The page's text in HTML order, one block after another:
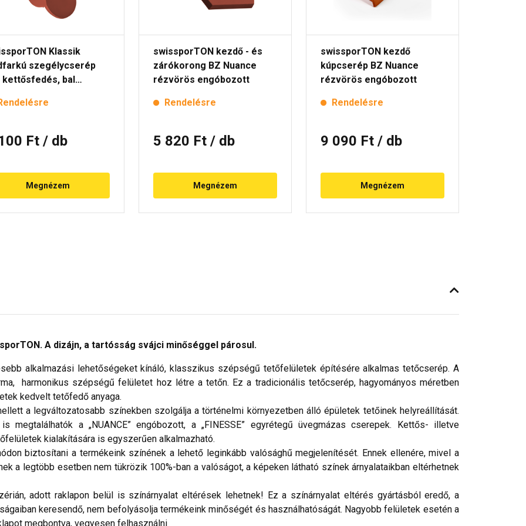
Klassik
szegélycserép
kettősfedés, bal
Ft / db
Megnézem
swissporTON kezdő - és
zárókorong BZ Nuance
rézvörös engóbozott
Rendelésre
5 820 Ft / db
Megnézem
swissporTON kezdő
kúpcserép BZ Nuance
rézvörös engóbozott
Rendelésre
9 090 Ft / db
Megnézem
A dizájn, a tartósság svájci minőséggel párosul.
alkalmazási lehetőségeket kínáló, klasszikus szépségű tetőfelületek építésére alkalmas tetőcserép. A
harmonikus szépségű felületet hoz létre a tetőn. Ez a tradicionális tetőcserép, hagyományos méretben
kedvelt tetőfedő anyaga.
a legváltozatosabb színekben szolgálja a történelmi környezetben álló épületek tetőinek helyreállítását.
megtalálhatók a „NUANCE” engóbozott, a „FINESSE” egyrétegű üvegmázas cserepek. Kettős- illetve
kialakítására is egyszerűen alkalmazható.
biztosítani a termékeink színének a lehető leginkább valósághű megjelenítését. Ennek ellenére, mivel a
a legtöbb esetben nem tükrözik 100%-ban a valóságot, a képeken látható színek árnyalataikban eltérhetnek
adott raklapon belül is színárnyalat eltérések lehetnek! Ez a színárnyalat eltérés gyártásból eredő, a
keresendő, nem befolyásolja termékeink minőségét és használhatóságát. Nagyobb felületek esetén a
megbontva, vegyesen felhasználni